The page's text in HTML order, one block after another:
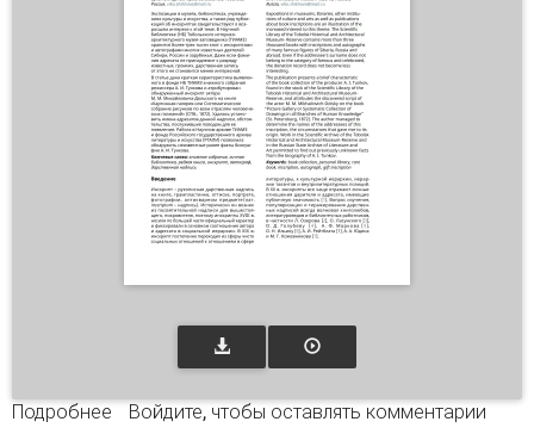
Подробнее о Инскрипт на книге из коллекции А. И.
Войдите, чтобы оставлять комментарии